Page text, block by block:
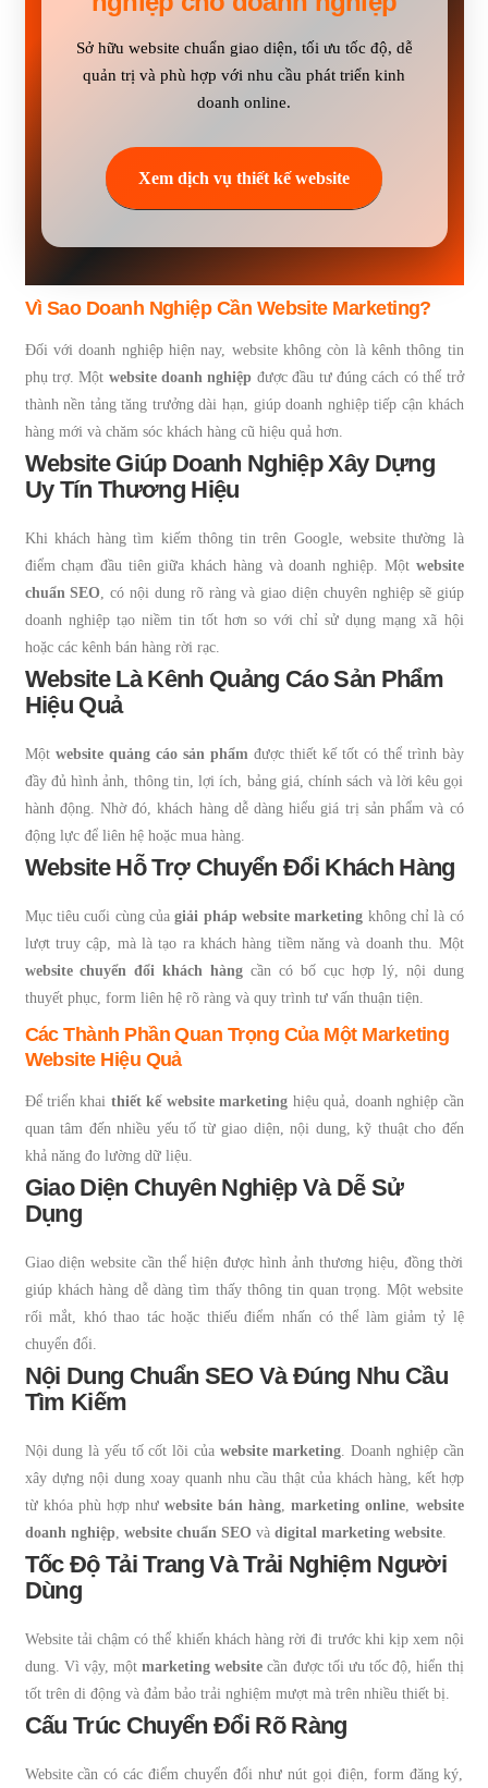
Sở hữu website chuẩn giao diện, tối ưu tốc độ, dễ
quản trị và phù hợp với nhu cầu phát triển kinh
doanh online.
Xem dịch vụ thiết kế website
Vì Sao Doanh Nghiệp Cần Website Marketing?
Đối với doanh nghiệp hiện nay, website không còn là kênh thông tin
phụ trợ. Một website doanh nghiệp được đầu tư đúng cách có thể trở
thành nền tảng tăng trưởng dài hạn, giúp doanh nghiệp tiếp cận khách
hàng mới và chăm sóc khách hàng cũ hiệu quả hơn.
Website Giúp Doanh Nghiệp Xây Dựng
Uy Tín Thương Hiệu
Khi khách hàng tìm kiếm thông tin trên Google, website thường là
điểm chạm đầu tiên giữa khách hàng và doanh nghiệp. Một website
chuẩn SEO , có nội dung rõ ràng và giao diện chuyên nghiệp sẽ giúp
doanh nghiệp tạo niềm tin tốt hơn so với chỉ sử dụng mạng xã hội
hoặc các kênh bán hàng rời rạc.
Website Là Kênh Quảng Cáo Sản Phẩm
Hiệu Quả
Một website quảng cáo sản phẩm được thiết kế tốt có thể trình bày
đầy đủ hình ảnh, thông tin, lợi ích, bảng giá, chính sách và lời kêu gọi
hành động. Nhờ đó, khách hàng dễ dàng hiểu giá trị sản phẩm và có
động lực để liên hệ hoặc mua hàng.
Website Hỗ Trợ Chuyển Đổi Khách Hàng
Mục tiêu cuối cùng củagiải pháp website marketing không chỉ là có
lượt truy cập, mà là tạo ra khách hàng tiềm năng và doanh thu. Một
website chuyển đổi khách hàng cần có bố cục hợp lý, nội dung
thuyết phục, form liên hệ rõ ràng và quy trình tư vấn thuận tiện.
Các Thành Phần Quan Trọng Của Một Marketing
Website Hiệu Quả
Để triển khai thiết kế website marketing hiệu quả, doanh nghiệp cần
quan tâm đến nhiều yếu tố từ giao diện, nội dung, kỹ thuật cho đến
khả năng đo lường dữ liệu.
Giao Diện Chuyên Nghiệp Và Dễ Sử
Dụng
Giao diện website cần thể hiện được hình ảnh thương hiệu, đồng thời
giúp khách hàng dễ dàng tìm thấy thông tin quan trọng. Một website
rối mắt, khó thao tác hoặc thiếu điểm nhấn có thể làm giảm tỷ lệ
chuyển đổi.
Nội Dung Chuẩn SEO Và Đúng Nhu Cầu
Tìm Kiếm
Nội dung là yếu tố cốt lõi của website marketing . Doanh nghiệp cần
xây dựng nội dung xoay quanh nhu cầu thật của khách hàng, kết hợp
từ khóa phù hợp như website bán hàng ,marketing online
website
doanh nghiệp, website chuẩn SEO và digital marketing website.
Tốc Độ Tải Trang Và Trải Nghiệm Người
Dùng
Website tải chậm có thể khiến khách hàng rời đi trước khi kịp xem nội
dung. Vì vậy, mộtmarketing website cần được tối ưu tốc độ, hiển thị
tốt trên di động và đảm bảo trải nghiệm mượt mà trên nhiều thiết bị.
Cấu Trúc Chuyển Đổi Rõ Ràng
Website cần có các điểm chuyển đổi như nút gọi điện, form đăng ký,